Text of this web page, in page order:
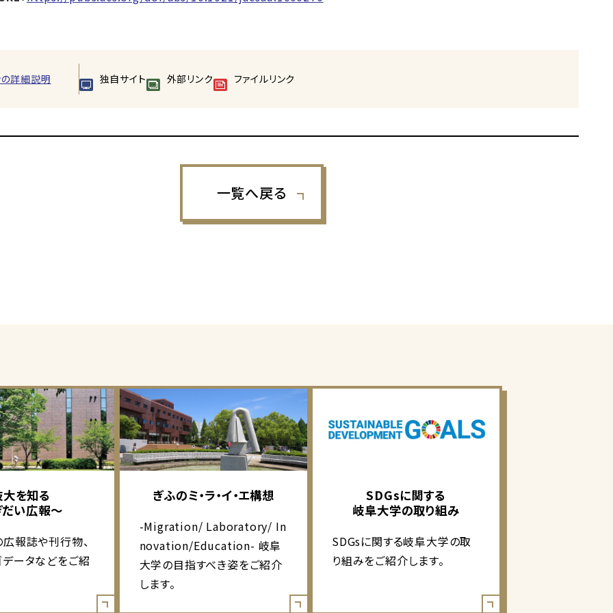
詳細説明 独自サイト 外部リンク ファイルリンク
一覧へ戻る
を知る
い広報～
報誌や刊行物、
ータなどをご紹
ぎふのミ・ラ・イ・エ構想
-Migration/ Laboratory/ In
novation/Education- 岐阜
大学の目指すべき姿をご紹介
します。
SDGsに関する
岐阜大学の取り組み
SDGsに関する岐阜大学の取
り組みをご紹介します。